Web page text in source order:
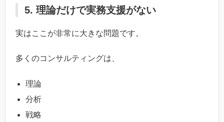
5. 理論だけで実務支援がない
実はここが非常に大きな問題です。
多くのコンサルティングは、
理論
分析
戦略